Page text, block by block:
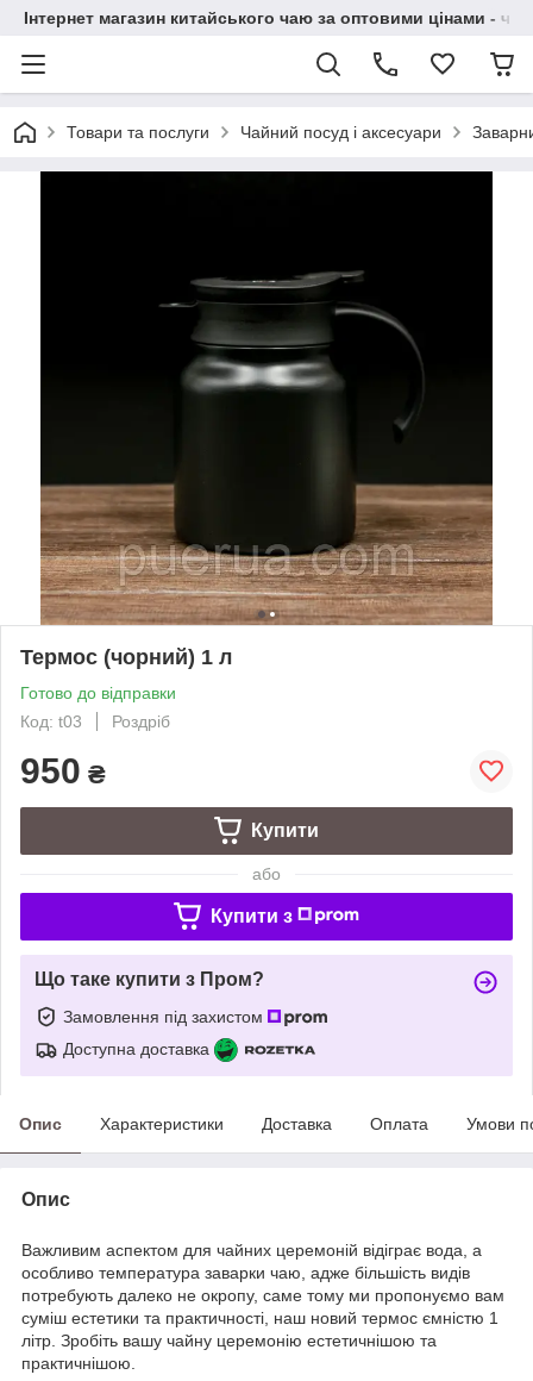
Інтернет магазин китайського чаю за оптовими цінами -
Товари та послуги Чайний посуд і аксесуари
Термос (чорний) 1 л
Готово до відправки
Код: t03
Роздріб
950 ₴
Купити
або
Купити з
Що таке купити з Пром?
Замовлення під захистом
Доступна доставка
Опис Характеристики Доставка Оплата Умови
Опис
Важливим аспектом для чайних церемоній відіграє вода, а
особливо температура заварки чаю, адже більшість видів
потребують далеко не окропу, саме тому ми пропонуємо вам
суміш естетики та практичності, наш новий термос ємністю 1
літр. Зробіть вашу чайну церемонію естетичнішою та
практичнішою.